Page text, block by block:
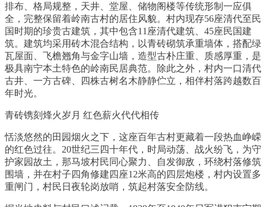
排布、格局规整，天井、堂屋、储物阁楼等传统形制一应俱
全，完整保留着岭南古村的居住风貌。村内现存56座清代至民
国时期的珍贵古建筑，其中包含11座清代建筑、45座民国建
筑。建筑均采用砖木混合结构，以青砖砌筑承重墙体，搭配绿
瓦屋面、飞檐翘角与金字山墙，造型古朴庄重、质感厚重，是
极具南宁本土特色的岭南民居典范。除此之外，村内一口清代
古井、一方古碑、四株古树名木静静伫立，相伴村落跨越数百
年时光。
青砖镌刻烽火岁月 红色薪火代代相传
恬淡悠然的田园烟火之下，这座百年古村更藏着一段热血峥嵘
的红色过往。20世纪三四十年代，时局动荡、战火纷飞，为守
护家园故土，那马坡村民同心聚力、自发御敌，环绕村落修筑
围墙，并在村子四角修建四座12米高的四层炮楼，村内设置多
重闸门，村民日夜轮岗放哨，筑起村落安全防线。